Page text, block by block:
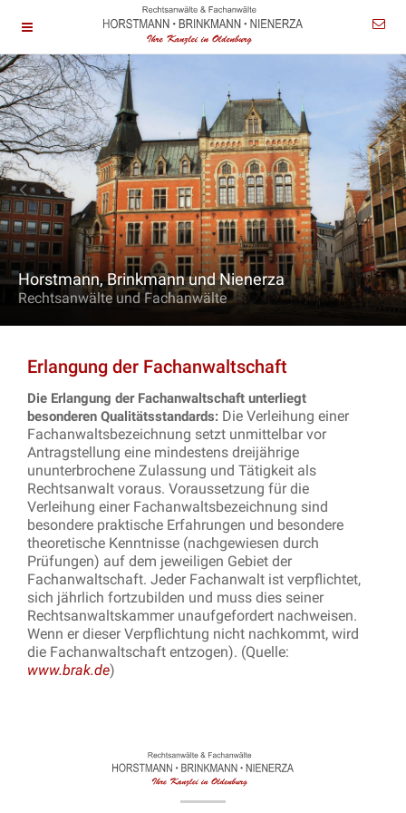
Horstmann, Brinkmann und Nienerza
Rechtsanwälte und Fachanwälte
Erlangung der Fachanwaltschaft
Die Erlangung der Fachanwaltschaft unterliegt
besonderen Qualitätsstandards: Die Verleihung einer
Fachanwaltsbezeichnung setzt unmittelbar vor
Antragstellung eine mindestens dreijährige
ununterbrochene Zulassung und Tätigkeit als
Rechtsanwalt voraus. Voraussetzung für die
Verleihung einer Fachanwaltsbezeichnung sind
besondere praktische Erfahrungen und besondere
theoretische Kenntnisse (nachgewiesen durch
Prüfungen) auf dem jeweiligen Gebiet der
Fachanwaltschaft. Jeder Fachanwalt ist verpflichtet,
sich jährlich fortzubilden und muss dies seiner
Rechtsanwaltskammer unaufgefordert nachweisen.
Wenn er dieser Verpflichtung nicht nachkommt, wird
die Fachanwaltschaft entzogen). (Quelle:
www.brak.de)